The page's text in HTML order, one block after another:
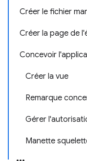
Créer le fichier
Créer la page de
Concevoir
Créer la vue
Remarque
Gérer
Manette